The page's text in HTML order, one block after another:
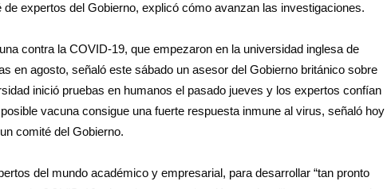
expertos del Gobierno, explicó cómo avanzan las investigaciones.
contra la COVID-19, que empezaron en la universidad inglesa de
en agosto, señaló este sábado un asesor del Gobierno británico sobre
inició pruebas en humanos el pasado jueves y los expertos confían
vacuna consigue una fuerte respuesta inmune al virus, señaló hoy
comité del Gobierno.
del mundo académico y empresarial, para desarrollar “tan pronto